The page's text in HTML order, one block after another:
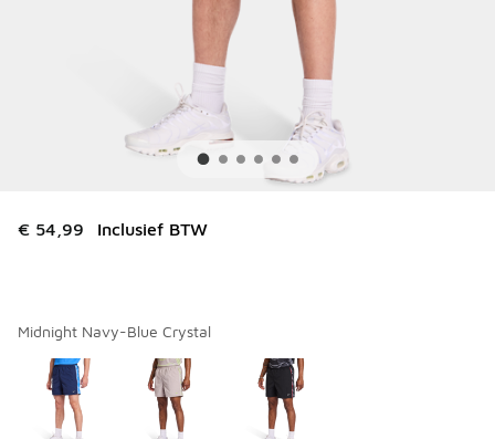
€ 54,99 Inclusief BTW
Midnight Navy-Blue Crystal
Pagina 1 van 1 met 1 tot 3 van 3 kleuren.
Kies een model